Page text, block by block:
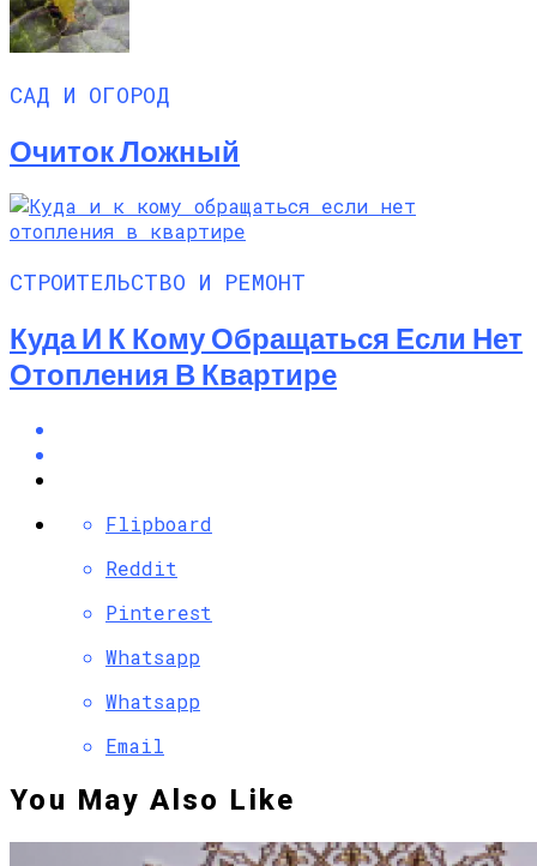
САД И ОГОРОД
Очиток Ложный
СТРОИТЕЛЬСТВО И РЕМОНТ
Куда И К Кому Обращаться Если Нет
Отопления В Квартире
Flipboard
Reddit
Pinterest
Whatsapp
Whatsapp
Email
You May Also Like